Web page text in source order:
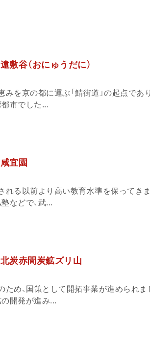
谷（おにゅうだに）
を京の都に運ぶ「鯖街道」の起点であ
市でした...
宜園
れる以前より高い教育水準を保ってき
などで、武...
炭赤間炭鉱ズリ山
ため、国策として開拓事業が進められま
開発が進み...